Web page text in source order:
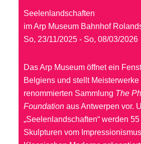
Seelenlandschaften
im Arp Museum Bahnhof
So, 23/11/2025 - So, 08/03/2026
Das Arp Museum öffnet ein
Belgiens und stellt Meisterwerke
renommierten Sammlung The
Foundation aus Antwerpen vor.
„Seelenlandschaften“ werden
Skulpturen vom